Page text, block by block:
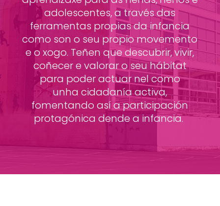
adolescentes, a través das
ferramentas propias da infancia
como son o seu propio movemento
e o xogo. Teñen que descubrir, vivir,
coñecer e valorar o seu hábitat
para poder actuar nel como
unha cidadanía activa,
fomentando así a participación
protagónica dende a infancia.